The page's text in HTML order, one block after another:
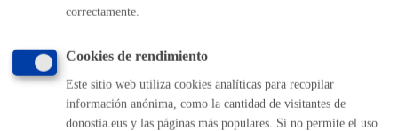
(+34) 943 481 000
Informar de un error en la web
Enlaces útiles
correctamente.
Cookies de rendimiento
Este sitio web utiliza cookies analíticas para recopilar
información anónima, como la cantidad de visitantes de
donostia.eus y las páginas más populares. Si no permite el uso